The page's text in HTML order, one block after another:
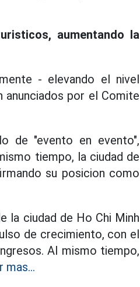
aumentando la
- elevando el nivel
por el Comite
de "evento en evento",
tiempo, la ciudad de
su posicion como
la ciudad de Ho Chi Minh
de crecimiento, con el
Al mismo tiempo,
mas...